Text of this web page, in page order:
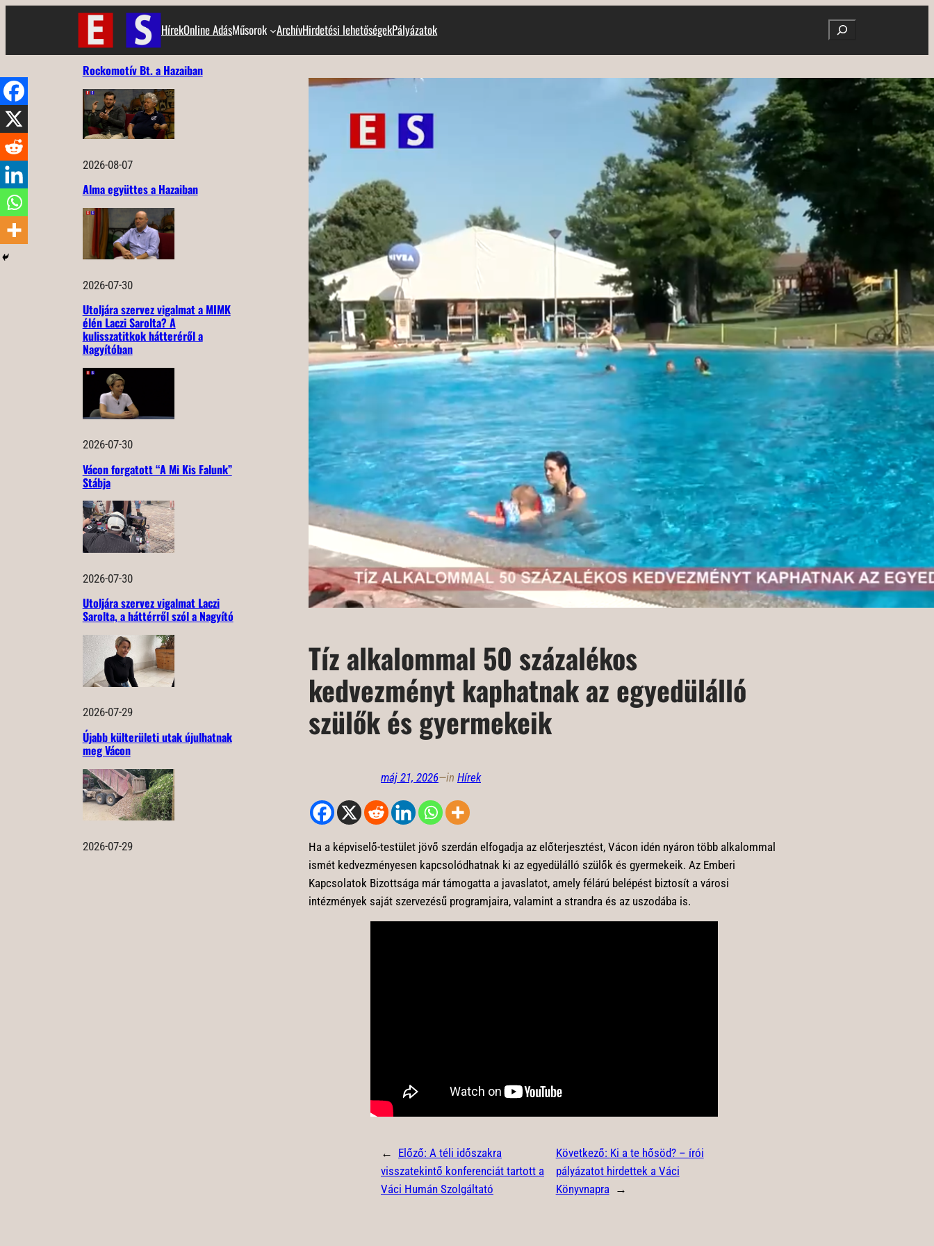
HírekOnline AdásMűsorok ArchívHirdetési lehetőségekPályázatok Search
Rockomotív Bt. a Hazaiban
2026-08-07
Alma együttes a Hazaiban
2026-07-30
Utoljára szervez vigalmat a MIMK
élén Laczi Sarolta? A
kulisszatitkok hátteréről a
Nagyítóban
2026-07-30
Vácon forgatott “A Mi Kis Falunk”
Stábja
2026-07-30
Utoljára szervez vigalmat Laczi
Sarolta, a háttérről szól a Nagyító
2026-07-29
Újabb külterületi utak újulhatnak
meg Vácon
2026-07-29
Tíz alkalommal 50 százalékos
kedvezményt kaphatnak az egyedülálló
szülők és gyermekeik
máj 21, 2026—in Hírek
Ha a képviselő-testület jövő szerdán elfogadja az előterjesztést, Vácon idén nyáron több alkalommal
ismét kedvezményesen kapcsolódhatnak ki az egyedülálló szülők és gyermekeik. Az Emberi
Kapcsolatok Bizottsága már támogatta a javaslatot, amely félárú belépést biztosít a városi
intézmények saját szervezésű programjaira, valamint a strandra és az uszodába is.
← Előző: A téli időszakra
visszatekintő konferenciát tartott a
Váci Humán Szolgáltató
Következő: Ki a te hősöd? – írói
pályázatot hirdettek a Váci
Könyvnapra →